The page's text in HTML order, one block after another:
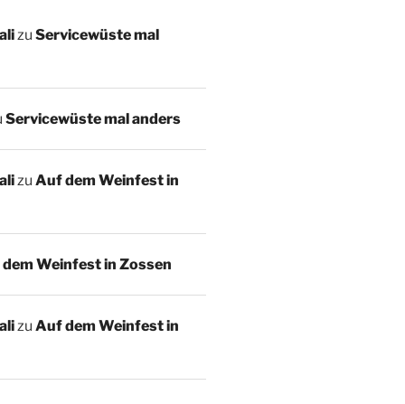
zu Servicewüste mal
Servicewüste mal anders
zu Auf dem Weinfest in
Weinfest in Zossen
zu Auf dem Weinfest in